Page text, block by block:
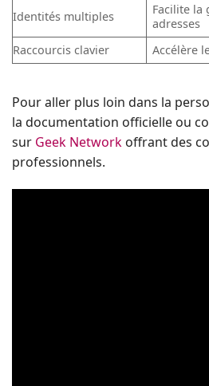
Identités multiples
Facilite la
adresses
Raccourcis clavier
Accélère
Pour aller plus loin dans la
la documentation officielle ou
sur Geek Network offrant des
professionnels.